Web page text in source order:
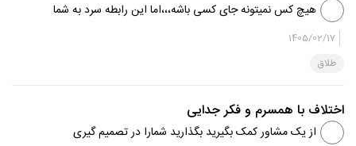
هیچ کس نمیتونه جای کسی باشه،،،اما این رابطه سرد به شما
هم برمی‌گرده ،،،شما هم منفعل رفتار میکنید از یک زوج درمانگر
1405/02/17
طلاق
اختلاف با همسرم و فکر جدایی
از یک مشاور کمک بگیرید بگذارید شمارا در تصمیم گیری